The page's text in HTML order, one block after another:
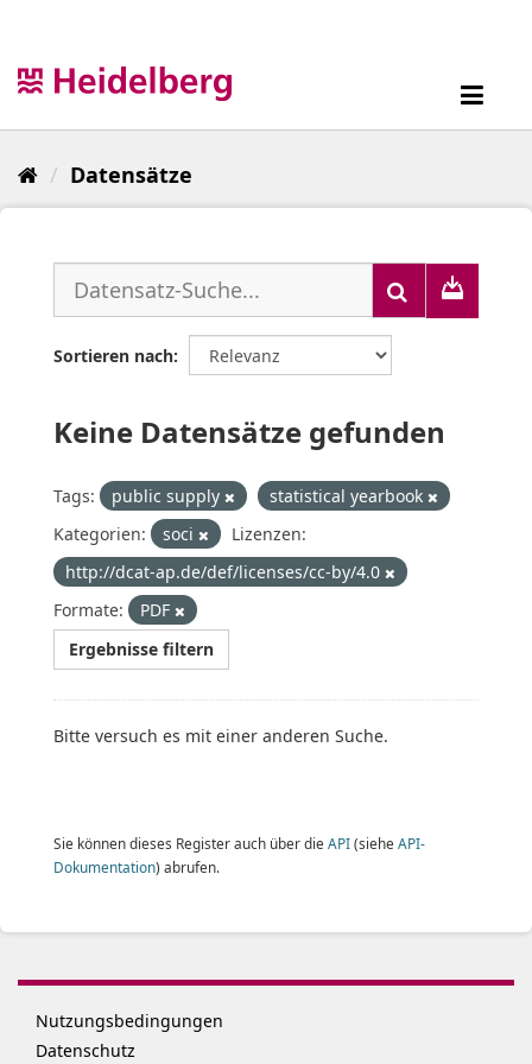
Datensätze
Sortieren nach
Keine Datensätze gefunden
Tags: public supply
statistical yearbook
Kategorien:
soci
Lizenzen:
http://dcat-ap.de/def/licenses/cc-by/4.0
Formate:
PDF
Ergebnisse filtern
Bitte versuch es mit einer anderen Suche.
Sie können dieses Register auch über die API(siehe API-
Dokumentation) abrufen.
Nutzungsbedingungen
Datenschutz